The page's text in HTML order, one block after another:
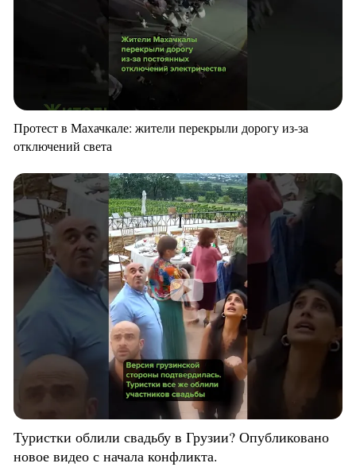
Протест в Махачкале: жители перекрыли дорогу из-за
отключений света
Туристки облили свадьбу в Грузии? Опубликовано
новое видео с начала конфликта.